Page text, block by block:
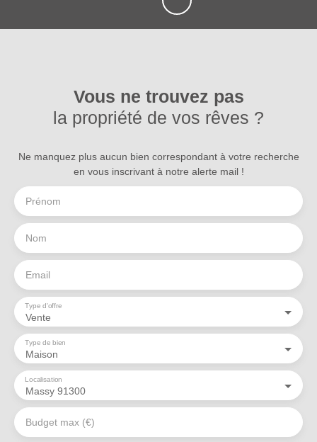
Vous ne trouvez pas
la propriété de vos rêves ?
Ne manquez plus aucun bien correspondant à votre recherche
en vous inscrivant à notre alerte mail !
Prénom
Nom
Email
Vente
Type d'offre
Maison
Type de bien
Massy 91300
Localisation
Budget max (€)